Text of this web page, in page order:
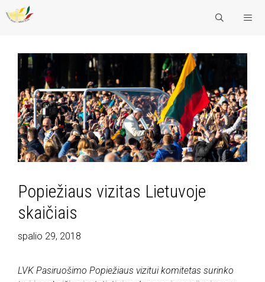
Pereiti
prie
IEŠKOTI
Popiežiaus vizitas Lietuvoje
skaičiais
spalio 29, 2018
LVK Pasiruošimo Popiežiaus vizitui komitetas surinko